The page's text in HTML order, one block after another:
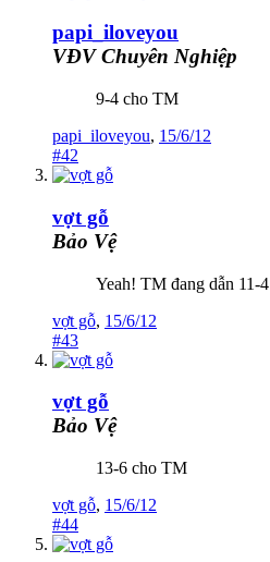
papi_iloveyou
VĐV Chuyên Nghiệp
9-4 cho TM
papi_iloveyou, 15/6/12
#42
vợt gỗ
Bảo Vệ
Yeah! TM đang dẫn 11-4
vợt gỗ, 15/6/12
#43
vợt gỗ
Bảo Vệ
13-6 cho TM
vợt gỗ, 15/6/12
#44